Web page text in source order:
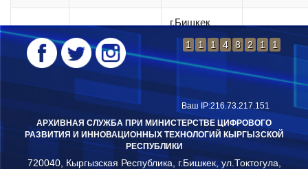
Вторник,
четверг
с 14:00 до 15:00
г.Бишкек
ул.Токтогула,
105, № 28
кабинет
(0312) 62-
1 1 1 4 8 2 1 1
Ваш IP:216.73.217.151
АРХИВНАЯ СЛУЖБА ПРИ МИНИСТЕРСТВЕ ЦИФРОВОГО
РАЗВИТИЯ И ИННОВАЦИОННЫХ ТЕХНОЛОГИЙ КЫРГЫЗСКОЙ
РЕСПУБЛИКИ
720040, Кыргызская Республика, г.Бишкек, ул.Токтогула,